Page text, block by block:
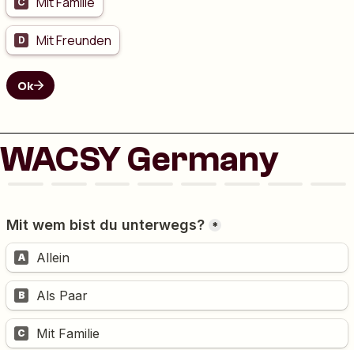
WACSY Germany